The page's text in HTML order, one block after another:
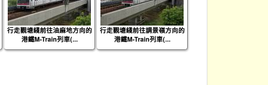
行走觀塘綫前往油麻地方向的
港鐵M-Train列車(...
行走觀塘綫前往調景嶺方向的
港鐵M-Train列車(...